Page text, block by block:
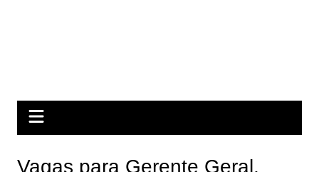
Vagas para Gerente Geral,